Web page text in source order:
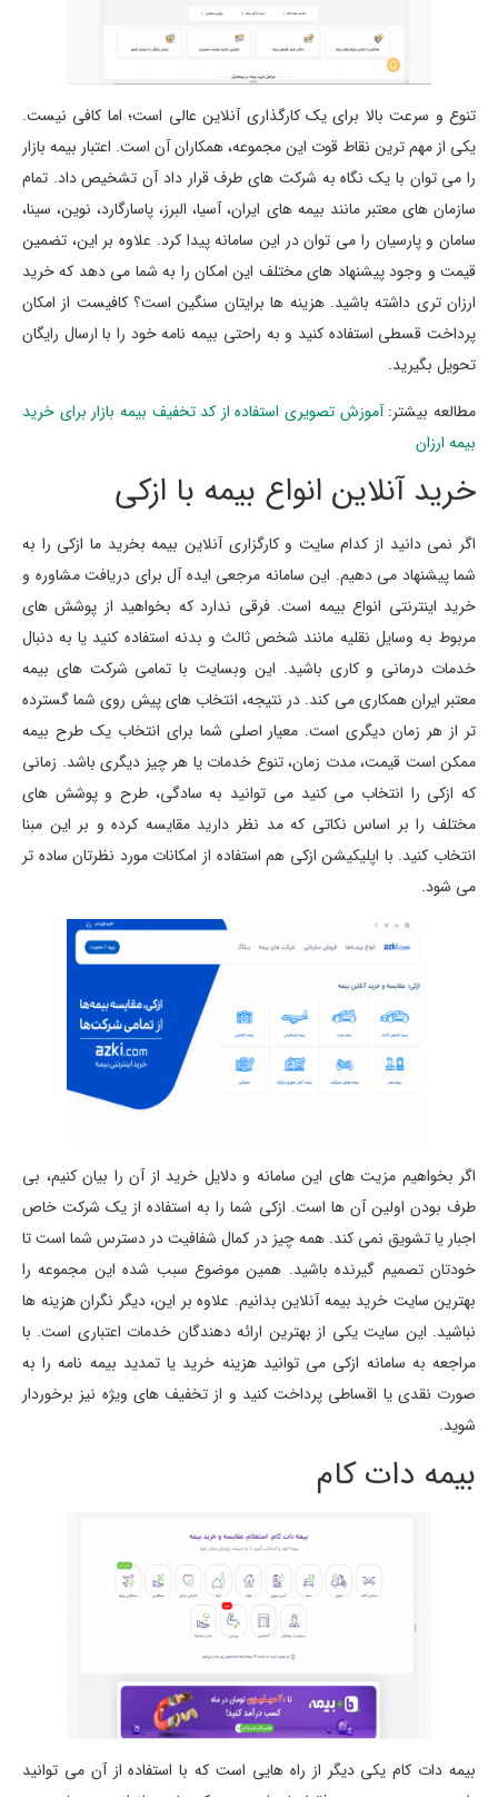
تنوع و سرعت بالا برای یک کارگذاری آنلاین عالی است؛ اما کافی نیست.
یکی از مهم ترین نقاط قوت این مجموعه، همکاران آن است. اعتبار بیمه بازار
را می توان با یک نگاه به شرکت های طرف قرار داد آن تشخیص داد. تمام
سازمان های معتبر مانند بیمه های ایران، آسیا، البرز، پاسارگارد، نوین، سینا،
سامان و پارسیان را می توان در این سامانه پیدا کرد. علاوه بر این، تضمین
قیمت و وجود پیشنهاد های مختلف این امکان را به شما می دهد که خرید
ارزان تری داشته باشید. هزینه ها برایتان سنگین است؟ کافیست از امکان
پرداخت قسطی استفاده کنید و به راحتی بیمه نامه خود را با ارسال رایگان
تحویل بگیرید.
مطالعه بیشتر:آموزش تصویری استفاده از کد تخفیف بیمه بازار برای خرید
بیمه ارزان
خرید آنلاین انواع بیمه با ازکی
اگر نمی دانید از کدام سایت و کارگزاری آنلاین بیمه بخرید ما ازکی را به
شما پیشنهاد می دهیم. این سامانه مرجعی ایده آل برای دریافت مشاوره و
خرید اینترنتی انواع بیمه است. فرقی ندارد که بخواهید از پوشش های
مربوط به وسایل نقلیه مانند شخص ثالث و بدنه استفاده کنید یا به دنبال
خدمات درمانی و کاری باشید. این وبسایت با تمامی شرکت های بیمه
معتبر ایران همکاری می کند. در نتیجه، انتخاب های پیش روی شما گسترده
تر از هر زمان دیگری است. معیار اصلی شما برای انتخاب یک طرح بیمه
ممکن است قیمت، مدت زمان، تنوع خدمات یا هر چیز دیگری باشد. زمانی
که ازکی را انتخاب می کنید می توانید به سادگی، طرح و پوشش های
مختلف را بر اساس نکاتی که مد نظر دارید مقایسه کرده و بر این مبنا
انتخاب کنید. با اپلیکیشن ازکی هم استفاده از امکانات مورد نظرتان ساده تر
می شود.
اگر بخواهیم مزیت های این سامانه و دلایل خرید از آن را بیان کنیم، بی
طرف بودن اولین آن ها است. ازکی شما را به استفاده از یک شرکت خاص
اجبار یا تشویق نمی کند. همه چیز در کمال شفافیت در دسترس شما است تا
خودتان تصمیم گیرنده باشید. همین موضوع سبب شده این مجموعه را
بهترین سایت خرید بیمه آنلاین بدانیم. علاوه بر این، دیگر نگران هزینه ها
نباشید. این سایت یکی از بهترین ارائه دهندگان خدمات اعتباری است. با
مراجعه به سامانه ازکی می توانید هزینه خرید یا تمدید بیمه نامه را به
صورت نقدی یا اقساطی پرداخت کنید و از تخفیف های ویژه نیز برخوردار
شوید.
بیمه دات کام
بیمه دات کام یکی دیگر از راه هایی است که با استفاده از آن می توانید